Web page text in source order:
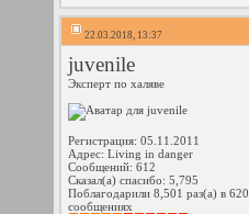
22.03.2018, 13:37
juvenile
Эксперт по халяве
Регистрация: 05.11.2011
Адрес: Living in danger
Сообщений: 612
Сказал(а) спасибо: 5,795
Поблагодарили 8,501 раз(а) в 620
сообщениях